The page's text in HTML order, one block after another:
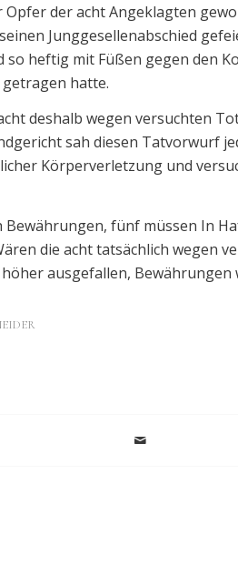
der acht Angeklagten
Junggesellenabschied
so heftig mit Füßen gegen den
getragen hatte.
deshalb wegen versuchten
sah diesen Tatvorwurf
Körperverletzung und
fünf müssen In
die acht tatsächlich wegen
ausgefallen, Bewährungen